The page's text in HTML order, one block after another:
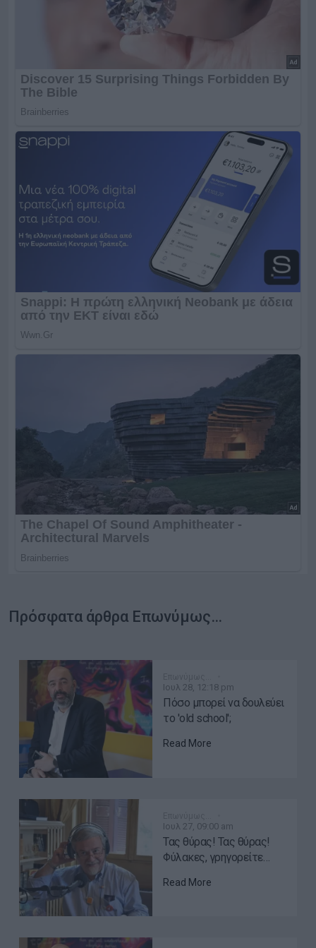
Πρόσφατα άρθρα Επωνύμως…
Ιουλ 28, 12:18 pm
Πόσο μπορεί να δουλεύει
το 'old school';
Read More
Ιουλ 27, 09:00 am
Τας θύρας! Τας θύρας!
Φύλακες, γρηγορείτε…
Read More